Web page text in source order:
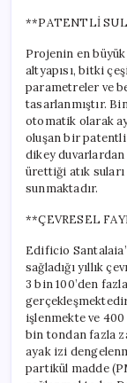
**PATENTLİ
Projenin en
altyapısı, bitki
parametreler ve
tasarlanmıştır.
otomatik olarak
oluşan bir
dikey duvarlardan
ürettiği atık
sunmaktadır.
**ÇEVRESEL
Edificio
sağladığı yıllık
3 bin 100’den
işlenmekte ve
bin tondan fazla
ayak izi
partikül madde